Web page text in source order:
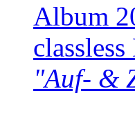
Album
"Auf- &